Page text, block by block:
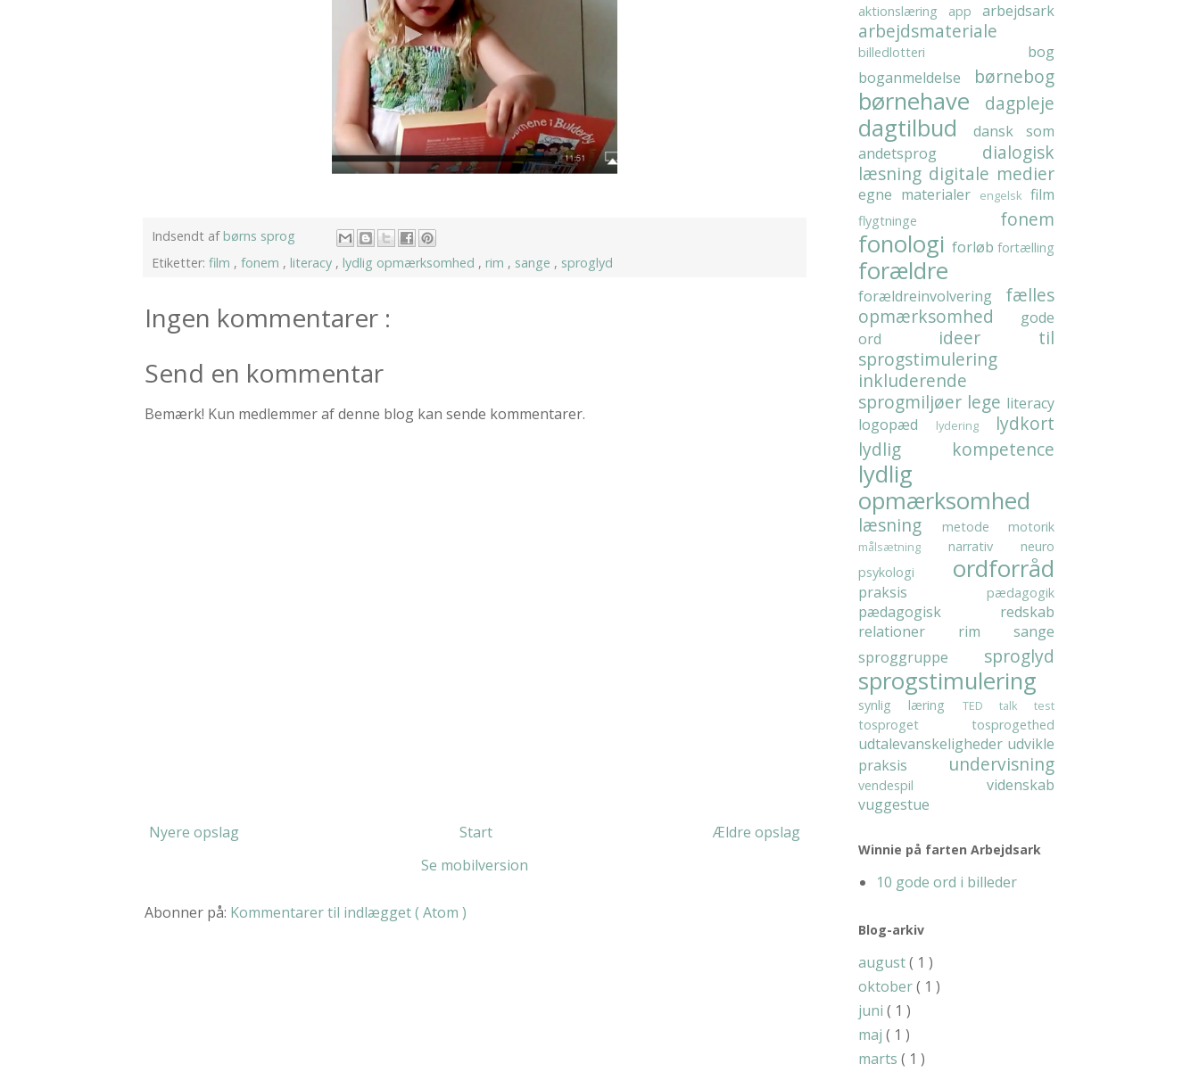
Indsendt afbørns sprog
Etiketter: film , fonem , literacy , lydlig opmærksomhed , rim , sange , sproglyd
Ingen kommentarer :
Send en kommentar
Bemærk! Kun medlemmer af denne blog kan sende kommentarer.
Nyere opslag Ældre opslag
Start
Se mobilversion
Abonner på: Kommentarer til indlægget ( Atom )
aktionslæring app arbejdsark
arbejdsmateriale
billedlotteri bog
boganmeldelse børnebog
børnehave dagpleje
dagtilbud
dansk som
andetsprog dialogisk
læsning digitale medier
egne materialer engelsk film
flygtninge fonem
fonologi forløb fortælling
forældre
forældreinvolvering fælles
opmærksomhed
gode
ord ideer til
sprogstimulering
inkluderende
sprogmiljøer lege literacy
logopæd
lydering
lydkort
lydlig kompetence
lydlig
opmærksomhed
læsning metode motorik
målsætning narrativ neuro
psykologi ordforråd
praksis pædagogik
pædagogisk redskab
relationer rim sange
sproggruppe sproglyd
sprogstimulering
synlig læring TED talk test
tosproget tosprogethed
udtalevanskeligheder udvikle
praksis undervisning
vendespil videnskab
vuggestue
Winnie på farten Arbejdsark
10 gode ord i billeder
Blog-arkiv
august( 1 )
oktober( 1 )
juni ( 1 )
maj ( 1 )
marts ( 1 )